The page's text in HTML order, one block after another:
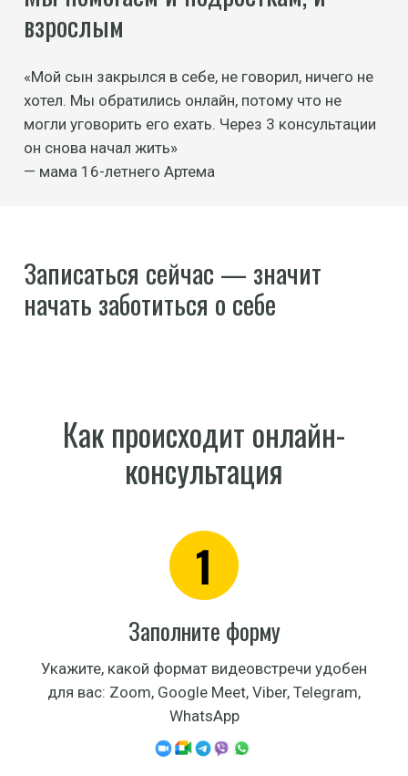
взрослым
«Мой сын закрылся в себе, не говорил, ничего не
хотел. Мы обратились онлайн, потому что не
могли уговорить его ехать. Через 3 консультации
он снова начал жить»
— мама 16-летнего Артема
Записаться сейчас — значит
начать заботиться о себе
Как происходит онлайн-
консультация
Заполните форму
Укажите, какой формат видеовстречи удобен
для вас: Zoom, Google Meet, Viber, Telegram,
WhatsApp